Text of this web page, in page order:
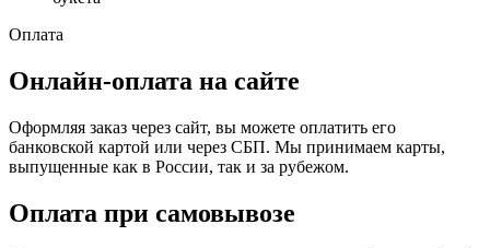
Оплата
Онлайн-оплата на сайте
Оформляя заказ через сайт, вы можете оплатить его
банковской картой или через СБП. Мы принимаем карты,
выпущенные как в России, так и за рубежом.
Оплата при самовывозе